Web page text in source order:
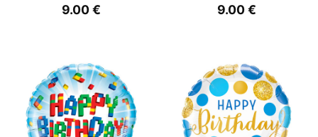
9.00€
9.00€